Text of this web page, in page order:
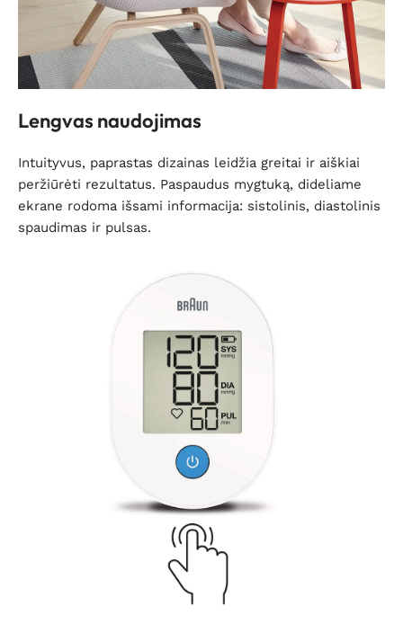
Lengvas naudojimas
Intuityvus, paprastas dizainas leidžia greitai ir aiškiai
peržiūrėti rezultatus. Paspaudus mygtuką, dideliame
ekrane rodoma išsami informacija: sistolinis, diastolinis
spaudimas ir pulsas.